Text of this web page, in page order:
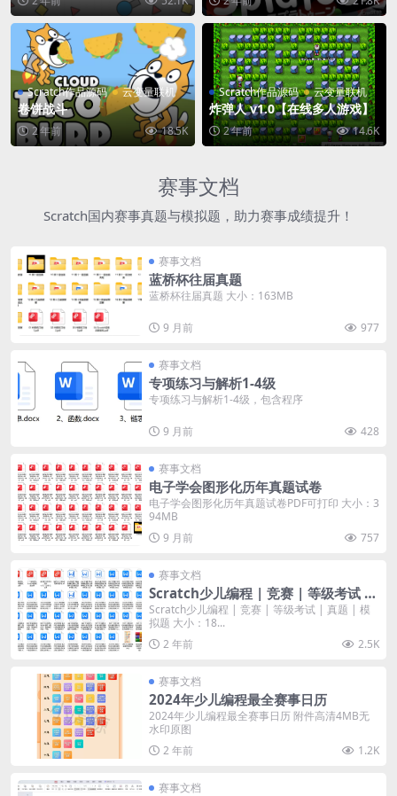
Scratch作品源码 云变量联机
卷饼战斗
2 年前 18.5K
Scratch作品源码 云变量联机
炸弹人 v1.0【在线多人游戏】
2 年前 14.6K
赛事文档
Scratch国内赛事真题与模拟题，助力赛事成绩提升！
赛事文档
蓝桥杯往届真题
蓝桥杯往届真题 大小：163MB
9 月前 977
赛事文档
专项练习与解析1-4级
专项练习与解析1-4级，包含程序
9 月前 428
赛事文档
电子学会图形化历年真题试卷
电子学会图形化历年真题试卷PDF可打印 大小：3
94MB
9 月前
757
赛事文档
Scratch少儿编程 | 竞赛 | 等级考试 |
真题 | 模拟题
Scratch少儿编程 | 竞赛 | 等级考试 | 真题 | 模
拟题 大小：18...
2 年前
2.5K
赛事文档
2024年少儿编程最全赛事日历
2024年少儿编程最全赛事日历 附件高清4MB无
水印原图
2 年前
1.2K
赛事文档